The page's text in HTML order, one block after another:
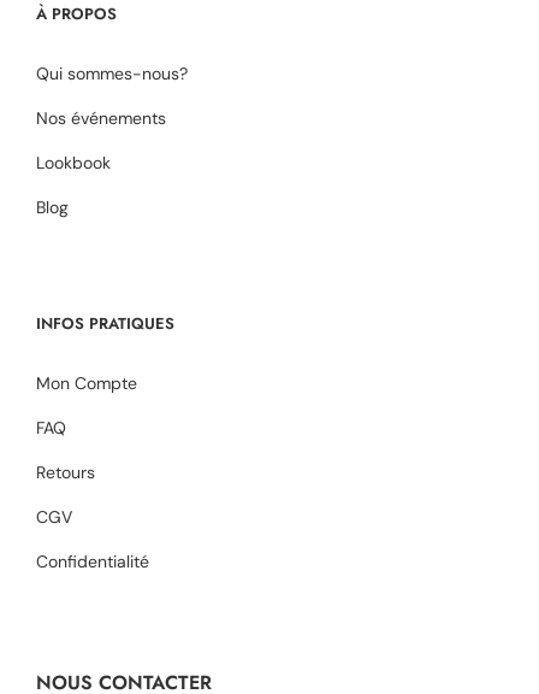
À PROPOS
Qui sommes-nous?
Nos événements
Lookbook
Blog
INFOS PRATIQUES
Mon Compte
FAQ
Retours
CGV
Confidentialité
NOUS CONTACTER